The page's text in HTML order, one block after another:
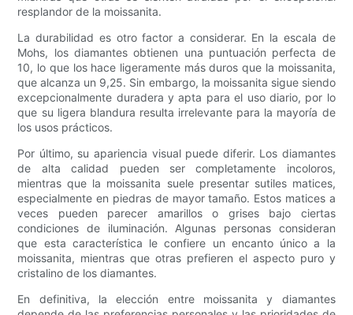
resplandor de la moissanita.
La durabilidad es otro factor a considerar. En la escala de
Mohs, los diamantes obtienen una puntuación perfecta de
10, lo que los hace ligeramente más duros que la moissanita,
que alcanza un 9,25. Sin embargo, la moissanita sigue siendo
excepcionalmente duradera y apta para el uso diario, por lo
que su ligera blandura resulta irrelevante para la mayoría de
los usos prácticos.
Por último, su apariencia visual puede diferir. Los diamantes
de alta calidad pueden ser completamente incoloros,
mientras que la moissanita suele presentar sutiles matices,
especialmente en piedras de mayor tamaño. Estos matices a
veces pueden parecer amarillos o grises bajo ciertas
condiciones de iluminación. Algunas personas consideran
que esta característica le confiere un encanto único a la
moissanita, mientras que otras prefieren el aspecto puro y
cristalino de los diamantes.
En definitiva, la elección entre moissanita y diamantes